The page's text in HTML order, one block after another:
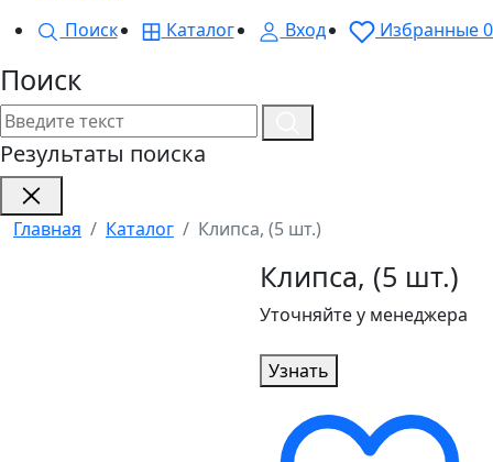
Поиск
Каталог Вход Избранные0
Поиск
Результаты поиска
Главная Каталог Клипса, (5 шт.)
Клипса, (5 шт.)
Уточняйте у менеджера
Узнать